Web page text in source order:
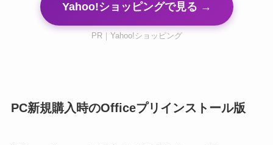
Yahoo!ショッピングで見る →
PR｜Yahoo!ショッピング
PC新規購入時のOfficeプリインストール版